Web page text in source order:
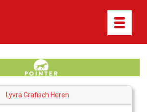
Toggle
Lyvra Grafisch Heren